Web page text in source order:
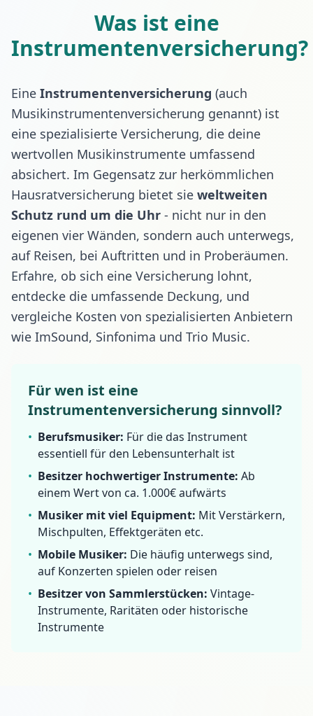
Was ist eine
Instrumentenversicherung?
Eine Instrumentenversicherung (auch
Musikinstrumentenversicherung genannt) ist
eine spezialisierte Versicherung, die deine
wertvollen Musikinstrumente umfassend
absichert. Im Gegensatz zur herkömmlichen
Hausratversicherung bietet sie weltweiten
Schutz rund um die Uhr - nicht nur in den
eigenen vier Wänden, sondern auch unterwegs,
auf Reisen, bei Auftritten und in Proberäumen.
Erfahre, ob sich eine Versicherung lohnt,
entdecke die umfassende Deckung, und
vergleiche Kosten von spezialisierten Anbietern
wie ImSound, Sinfonima und Trio Music.
Für wen ist eine
Instrumentenversicherung sinnvoll?
• Berufsmusiker: Für die das Instrument
essentiell für den Lebensunterhalt ist
• Besitzer hochwertiger Instrumente: Ab
einem Wert von ca. 1.000€ aufwärts
• Musiker mit viel Equipment: Mit Verstärkern,
Mischpulten, Effektgeräten etc.
• Mobile Musiker: Die häufig unterwegs sind,
auf Konzerten spielen oder reisen
• Besitzer von Sammlerstücken: Vintage-
Instrumente, Raritäten oder historische
Instrumente